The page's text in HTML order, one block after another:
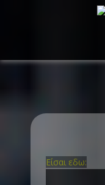
Είσαι εδω: